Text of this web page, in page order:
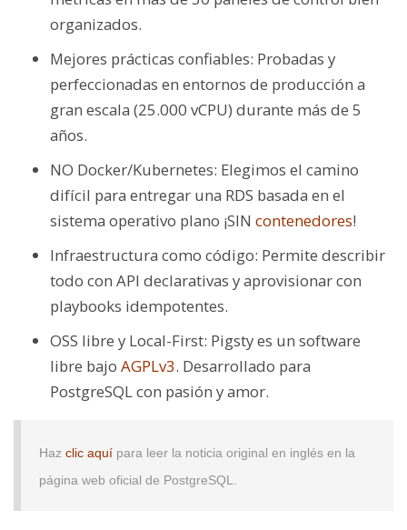
organizados.
Mejores prácticas confiables: Probadas y
perfeccionadas en entornos de producción a
gran escala (25.000 vCPU) durante más de 5
años.
NO Docker/Kubernetes: Elegimos el camino
difícil para entregar una RDS basada en el
sistema operativo plano ¡SIN contenedores!
Infraestructura como código: Permite describir
todo con API declarativas y aprovisionar con
playbooks idempotentes.
OSS libre y Local-First: Pigsty es un software
libre bajo AGPLv3. Desarrollado para
PostgreSQL con pasión y amor.
Haz clic aquí para leer la noticia original en inglés en la
página web oficial de PostgreSQL.